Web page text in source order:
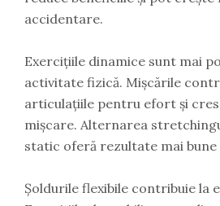
accidentare.
Exercițiile dinamice sunt mai
activitate fizică. Mișcările
articulațiile pentru efort și
mișcare. Alternarea
static oferă rezultate mai
Șoldurile flexibile contribuie la